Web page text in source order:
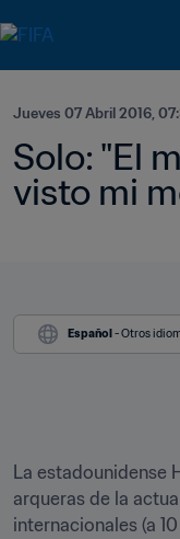
Jueves 07 Abril 2016,
Solo: "El
visto mi
Español - Otros
La estadounidense
arqueras de la
internacionales (a